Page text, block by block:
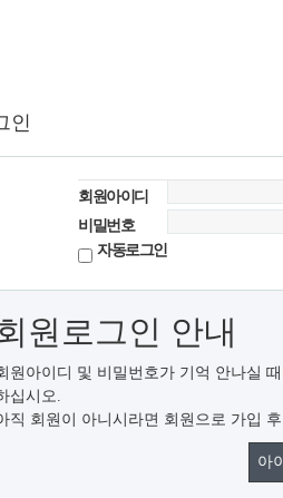
인
회원아이디
비밀번호
자동로그인
원로그인 안내
원아이디 및 비밀번호가 기억 안나실
십시오.
직 회원이 아니시라면 회원으로 가입
아